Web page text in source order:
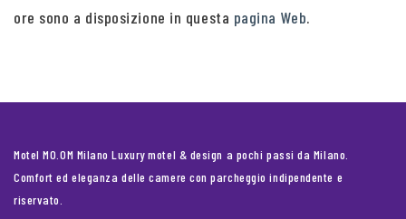
ore sono a disposizione in questa pagina Web.
Motel MO.OM Milano Luxury motel & design a pochi passi da Milano.
Comfort ed eleganza delle camere con parcheggio indipendente e
riservato.